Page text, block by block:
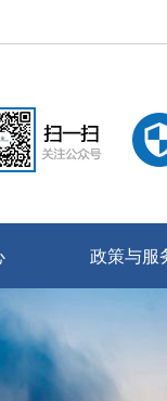
政策与服